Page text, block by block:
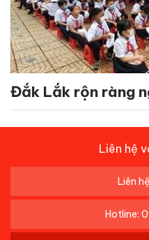
Đắk Lắk rộn ràng
Liên hệ
Liên
Hotline: